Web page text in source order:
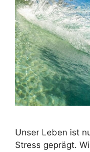
Unser Leben ist
Stress geprägt.